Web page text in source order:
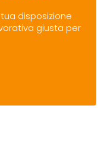
disposizione
giusta per